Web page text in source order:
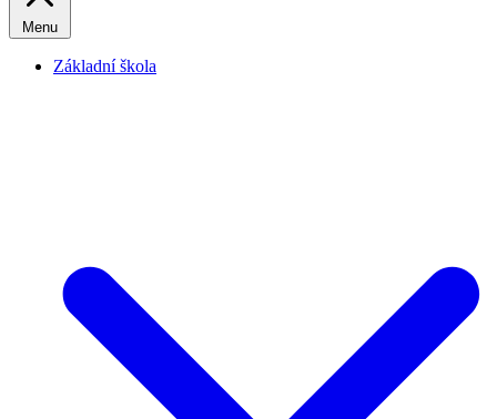
Menu
Základní škola